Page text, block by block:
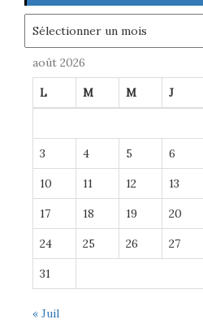
août 2026
L M M J
3 4 5 6
10 11 12 13
17 18 19 20
24 25 26 27
31
« Juil